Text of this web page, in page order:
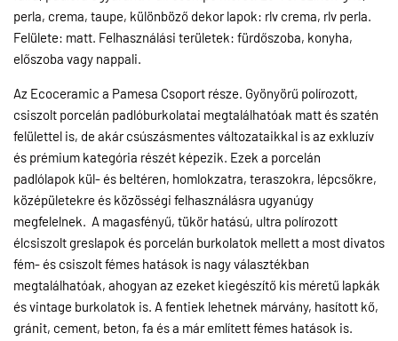
perla, crema, taupe, különböző dekor lapok: rlv crema, rlv perla.
Felülete: matt. Felhasználási területek: fürdőszoba, konyha,
előszoba vagy nappali.
Az Ecoceramic a Pamesa Csoport része. Gyönyörű polírozott,
csiszolt porcelán padlóburkolatai megtalálhatóak matt és szatén
felülettel is, de akár csúszásmentes változataikkal is az exkluzív
és prémium kategória részét képezik. Ezek a porcelán
padlólapok kül- és beltéren, homlokzatra, teraszokra, lépcsőkre,
középületekre és közösségi felhasználásra ugyanúgy
megfelelnek. A magasfényű, tükör hatású, ultra polírozott
élcsiszolt greslapok és porcelán burkolatok mellett a most divatos
fém- és csiszolt fémes hatások is nagy választékban
megtalálhatóak, ahogyan az ezeket kiegészítő kis méretű lapkák
és vintage burkolatok is. A fentiek lehetnek márvány, hasított kő,
gránit, cement, beton, fa és a már említett fémes hatások is.